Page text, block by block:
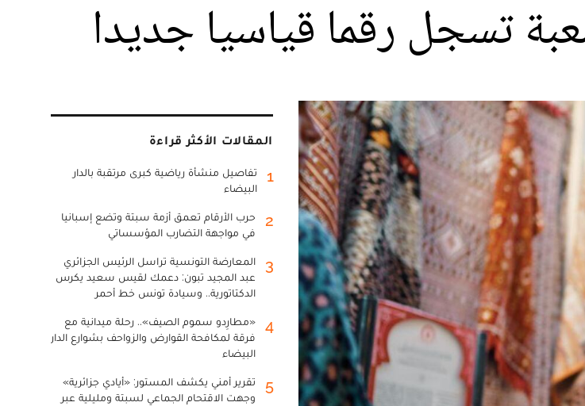
تسجل رقما قياسيا جديدا
المقالات الأكثر قراءة
1
تفاصيل منشأة رياضية كبرى مرتقبة بالدار
البيضاء
2
حرب الأرقام تعمق أزمة سبتة وتضع إسبانيا
في مواجهة التضارب المؤسساتي
3
المعارضة التونسية تراسل الرئيس الجزائري
عبد المجيد تبون: دعمك لقيس سعيد يكرس
الدكتاتورية.. وسيادة تونس خط أحمر
4
«مطارِدو سموم الصيف».. رحلة ميدانية مع
فرقة لمكافحة القوارض والزواحف بشوارع الدار
البيضاء
5
تقرير أمني يكشف المستور: «أيادي جزائرية»
وجهت الاقتحام الجماعي لسبتة ومليلية عبر